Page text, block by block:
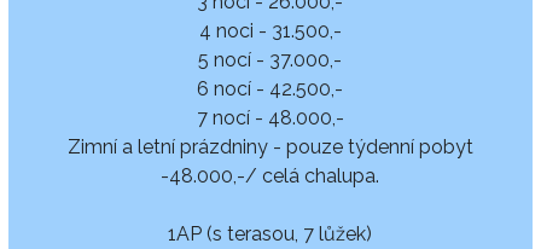
4 noci - 31.500,-
5 nocí - 37.000,-
6 nocí - 42.500,-
7 nocí - 48.000,-
Zimní a letní prázdniny - pouze týdenní pobyt
-48.000,-/ celá chalupa.
1AP (s terasou, 7 lůžek)